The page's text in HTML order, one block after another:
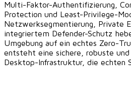
Multi-Faktor-Authentifizierung,
Protection und Least-Privilege-
Netzwerksegmentierung, Private
integriertem Defender-Schutz
Umgebung auf ein echtes Zero-
entsteht eine sichere, robuste
Desktop-Infrastruktur, die echten